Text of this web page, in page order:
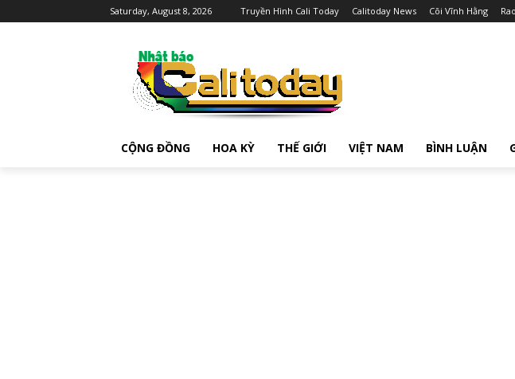
Saturday, August 8, 2026 Truyền Hình Cali Today Calitoday News Cõi Vĩnh Hằng
CỘNG ĐỒNG HOA KỲ THẾ GIỚI VIỆT NAM BÌNH LUẬN